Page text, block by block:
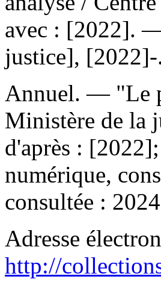
avec : [2022].
justice],
Annuel. — "Le
Ministère de la
d'après :
numérique,
consultée :
Adresse
http://